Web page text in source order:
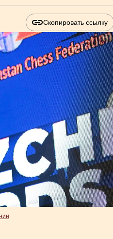
Скопировать ссылку